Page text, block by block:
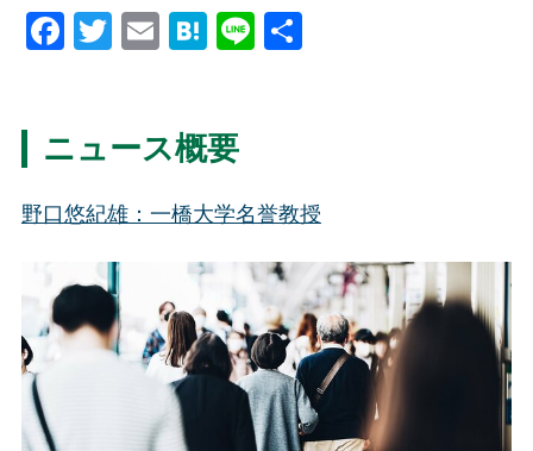
Facebook
Twitter
EmailHatena
Line共
ニュース概要
野口悠紀雄：一橋大学名誉教授